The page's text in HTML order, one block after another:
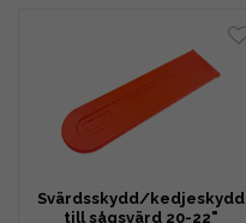
Svärdsskydd/kedjeskydd
till sågsvärd 20-22"